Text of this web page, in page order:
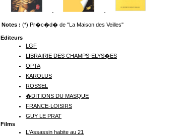
Notes : (*) Pr�c�d� de "La Maison des Veilles"
Editeurs
LGF
LIBRAIRIE DES CHAMPS-ELYS�ES
OPTA
KAROLUS
ROSSEL
�DITIONS DU MASQUE
FRANCE-LOISIRS
GUY LE PRAT
Films
L'Assassin habite au 21